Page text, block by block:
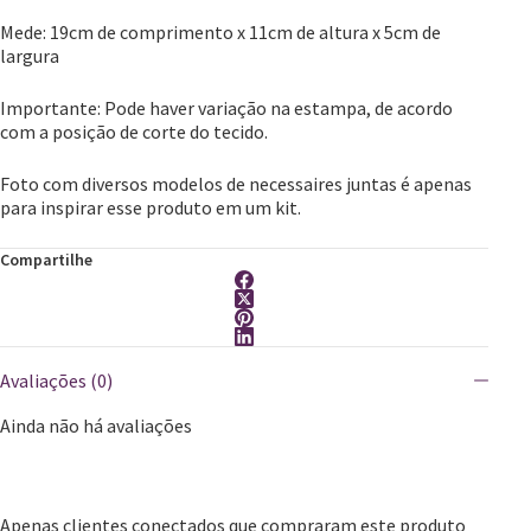
Mede: 19cm de comprimento x 11cm de altura x 5cm de
largura
​Importante: Pode haver variação na estampa, de acordo
com a posição de corte do tecido.
Foto com diversos modelos de necessaires juntas é apenas
para inspirar esse produto em um kit.
Compartilhe
Avaliações (0)
Ainda não há avaliações
Apenas clientes conectados que compraram este produto